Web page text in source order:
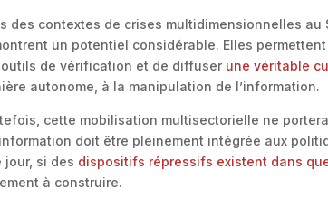
des contextes de crises multidimensionnelles au
un potentiel considérable. Elles
outils de vérification et de diffuser une véritable
autonome, à la manipulation de l’information.
cette mobilisation multisectorielle ne
doit être pleinement intégrée aux
jour, si des dispositifs répressifs existent dans
à construire.